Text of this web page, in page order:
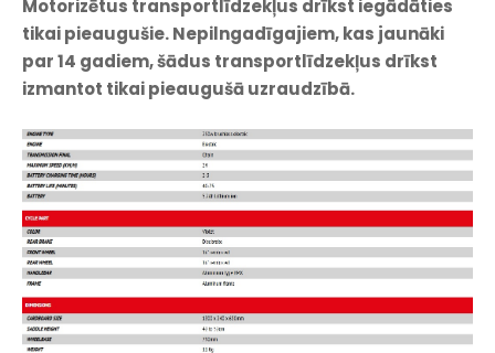
Motorizētus transportlīdzekļus drīkst iegādāties
tikai pieaugušie. Nepilngadīgajiem, kas jaunāki
par 14 gadiem, šādus transportlīdzekļus drīkst
izmantot tikai pieaugušā uzraudzībā.